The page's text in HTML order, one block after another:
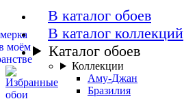
В каталог обоев
В каталог коллекций
Каталог обоев
Коллекции
Аму-Джан
Бразилия